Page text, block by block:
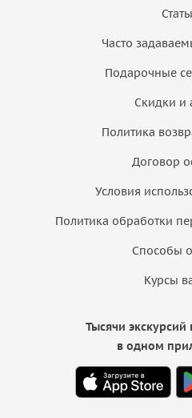
Часто
Подарочные
Скидки и
Политика
Договор
Условия
Политика обработки
Способы
Курсы
Тысячи
в одном